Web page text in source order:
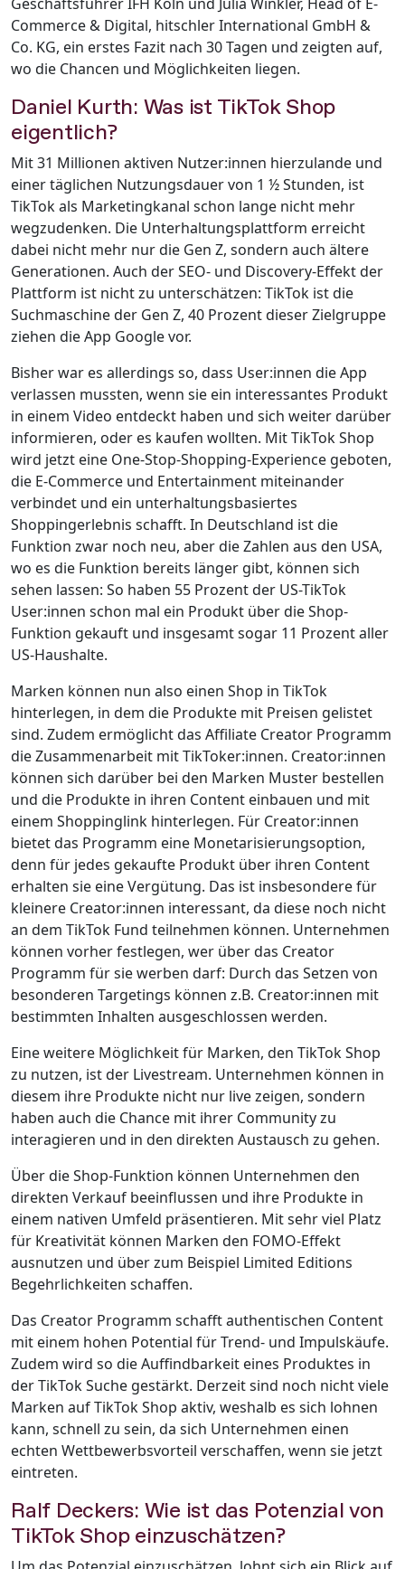
Commerce & Digital, hitschler International GmbH &
Co. KG, ein erstes Fazit nach 30 Tagen und zeigten auf,
wo die Chancen und Möglichkeiten liegen.
Daniel Kurth: Was ist TikTok Shop
eigentlich?
Mit 31 Millionen aktiven Nutzer:innen hierzulande und
einer täglichen Nutzungsdauer von 1 ½ Stunden, ist
TikTok als Marketingkanal schon lange nicht mehr
wegzudenken. Die Unterhaltungsplattform erreicht
dabei nicht mehr nur die Gen Z, sondern auch ältere
Generationen. Auch der SEO- und Discovery-Effekt der
Plattform ist nicht zu unterschätzen: TikTok ist die
Suchmaschine der Gen Z, 40 Prozent dieser Zielgruppe
ziehen die App Google vor.
Bisher war es allerdings so, dass User:innen die App
verlassen mussten, wenn sie ein interessantes Produkt
in einem Video entdeckt haben und sich weiter darüber
informieren, oder es kaufen wollten. Mit TikTok Shop
wird jetzt eine One-Stop-Shopping-Experience geboten,
die E-Commerce und Entertainment miteinander
verbindet und ein unterhaltungsbasiertes
Shoppingerlebnis schafft. In Deutschland ist die
Funktion zwar noch neu, aber die Zahlen aus den USA,
wo es die Funktion bereits länger gibt, können sich
sehen lassen: So haben 55 Prozent der US-TikTok
User:innen schon mal ein Produkt über die Shop-
Funktion gekauft und insgesamt sogar 11 Prozent aller
US-Haushalte.
Marken können nun also einen Shop in TikTok
hinterlegen, in dem die Produkte mit Preisen gelistet
sind. Zudem ermöglicht das Affiliate Creator Programm
die Zusammenarbeit mit TikToker:innen. Creator:innen
können sich darüber bei den Marken Muster bestellen
und die Produkte in ihren Content einbauen und mit
einem Shoppinglink hinterlegen. Für Creator:innen
bietet das Programm eine Monetarisierungsoption,
denn für jedes gekaufte Produkt über ihren Content
erhalten sie eine Vergütung. Das ist insbesondere für
kleinere Creator:innen interessant, da diese noch nicht
an dem TikTok Fund teilnehmen können. Unternehmen
können vorher festlegen, wer über das Creator
Programm für sie werben darf: Durch das Setzen von
besonderen Targetings können z.B. Creator:innen mit
bestimmten Inhalten ausgeschlossen werden.
Eine weitere Möglichkeit für Marken, den TikTok Shop
zu nutzen, ist der Livestream. Unternehmen können in
diesem ihre Produkte nicht nur live zeigen, sondern
haben auch die Chance mit ihrer Community zu
interagieren und in den direkten Austausch zu gehen.
Über die Shop-Funktion können Unternehmen den
direkten Verkauf beeinflussen und ihre Produkte in
einem nativen Umfeld präsentieren. Mit sehr viel Platz
für Kreativität können Marken den FOMO-Effekt
ausnutzen und über zum Beispiel Limited Editions
Begehrlichkeiten schaffen.
Das Creator Programm schafft authentischen Content
mit einem hohen Potential für Trend- und Impulskäufe.
Zudem wird so die Auffindbarkeit eines Produktes in
der TikTok Suche gestärkt. Derzeit sind noch nicht viele
Marken auf TikTok Shop aktiv, weshalb es sich lohnen
kann, schnell zu sein, da sich Unternehmen einen
echten Wettbewerbsvorteil verschaffen, wenn sie jetzt
eintreten.
Ralf Deckers: Wie ist das Potenzial von
TikTok Shop einzuschätzen?